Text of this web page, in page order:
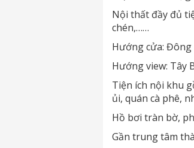
Nội thất đầy đủ
chén,……
Hướng cửa: Đông
Hướng view: Tây
Tiện ích nội khu
ủi, quán cà phê,
Hồ bơi tràn bờ,
Gần trung tâm